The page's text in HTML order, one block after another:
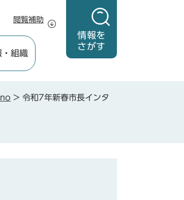
情報を
さがす
閲覧補助
・組織
> 令和7年新春市長インタ